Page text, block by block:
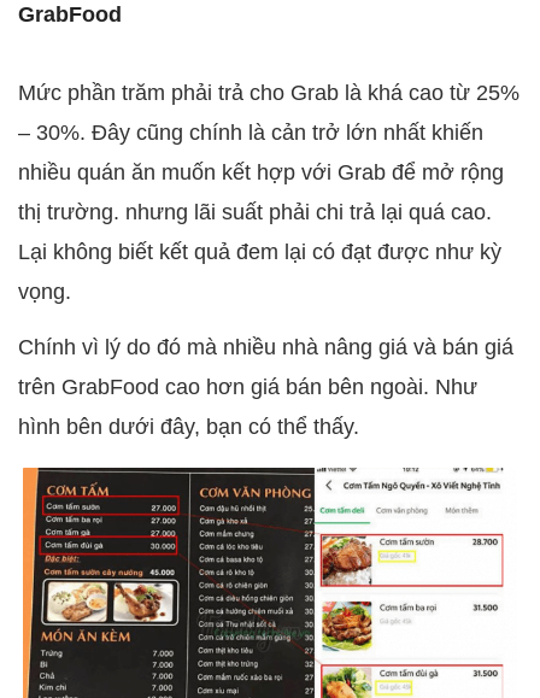
GrabFood
Mức phần trăm phải trả cho Grab là khá cao từ 25%
– 30%. Đây cũng chính là cản trở lớn nhất khiến
nhiều quán ăn muốn kết hợp với Grab để mở rộng
thị trường. nhưng lãi suất phải chi trả lại quá cao.
Lại không biết kết quả đem lại có đạt được như kỳ
vọng.
Chính vì lý do đó mà nhiều nhà nâng giá và bán giá
trên GrabFood cao hơn giá bán bên ngoài. Như
hình bên dưới đây, bạn có thể thấy.